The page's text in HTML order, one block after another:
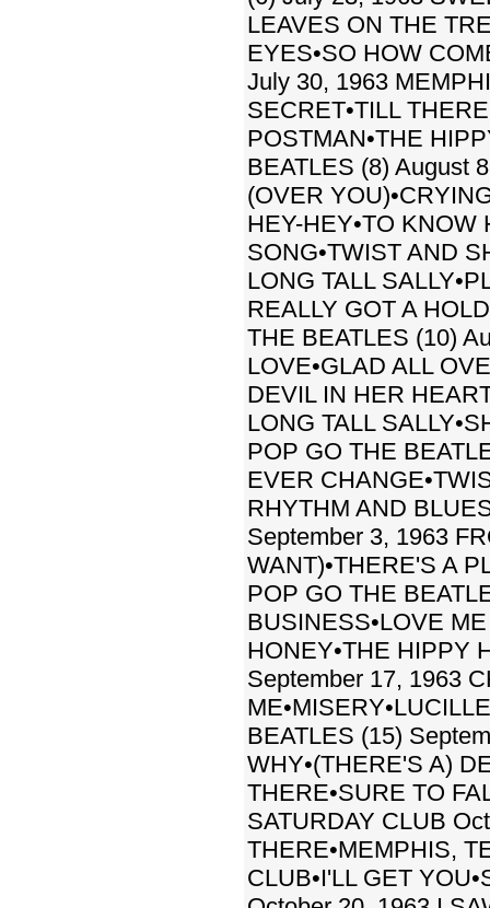
LEAVES ON THE
EYES•SO HOW
July 30, 1963
SECRET•TILL
POSTMAN•THE
BEATLES (8) August
(OVER
HEY-HEY•TO
SONG•TWIST AND
LONG TALL
REALLY GOT A
THE BEATLES (10)
LOVE•GLAD ALL
DEVIL IN HER
LONG TALL
POP GO THE
EVER
RHYTHM AND
September 3, 1963
WANT)•THERE'S A
POP GO THE
BUSINESS•LOVE
HONEY•THE HIPPY
September 17, 1963
BEATLES (15)
WHY•(THERE'S A)
THERE•SURE TO
SATURDAY CLUB
THERE•MEMPHIS,
CLUB•I'LL GET